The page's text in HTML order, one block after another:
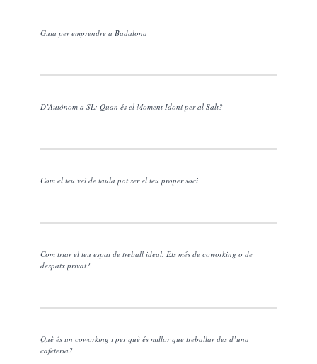
Guia per emprendre a Badalona
D’Autònom a SL: Quan és el Moment Idoni per al Salt?
Com el teu veí de taula pot ser el teu proper soci
Com triar el teu espai de treball ideal. Ets més de coworking o de
despatx privat?
Què és un coworking i per què és millor que treballar des d’una
cafeteria?